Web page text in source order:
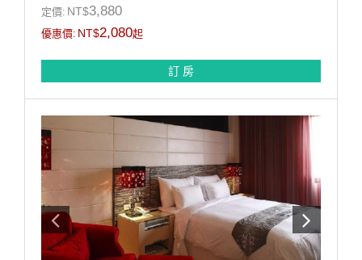
青森精品商旅 台南市歸仁區文化街三段529號 06-
2301212
定價: NT$3,880
優惠價: NT$2,080起
訂 房